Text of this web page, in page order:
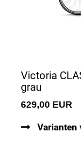
Victoria
grau
629,00 EUR
Varianten